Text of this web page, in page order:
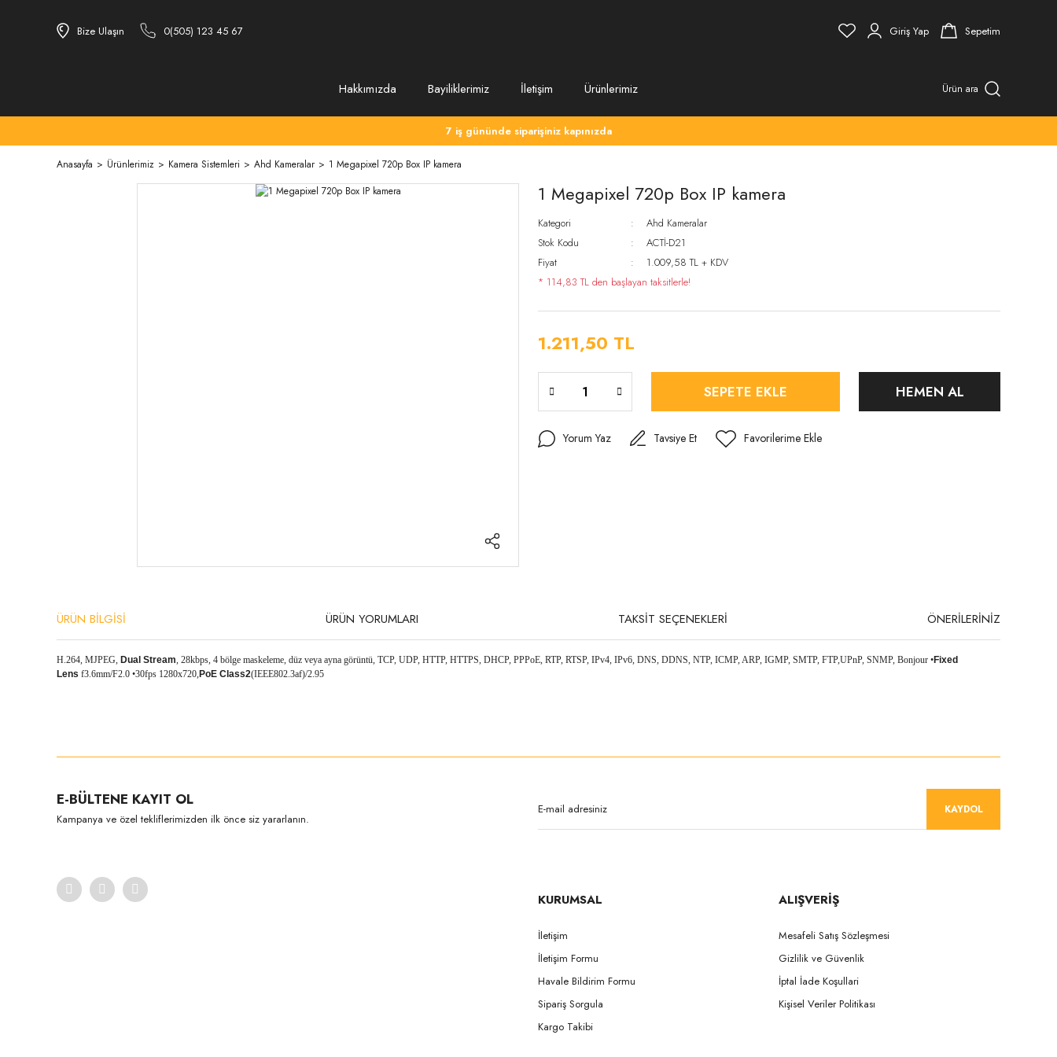
Bize Ulaşın 0(505) 123 45 67 Giriş Yap Sepetim
Hakkımızda Bayiliklerimiz İletişim Ürünlerimiz Ürün ara
7 iş gününde siparişiniz kapınızda
Anasayfa Ürünlerimiz Kamera Sistemleri Ahd Kameralar 1 Megapixel 720p Box IP kamera
1 Megapixel 720p Box IP kamera
Kategori
Ahd Kameralar
Stok Kodu
ACTİ-D21
Fiyat
1.009,58 TL + KDV
* 114,83 TL den başlayan taksitlerle!
1.211,50 TL
SEPETE EKLE HEMEN AL
Yorum Yaz Tavsiye Et
ÜRÜN BİLGİSİ ÜRÜN YORUMLARI TAKSİT SEÇENEKLERİ ÖNERİLERİNİZ
H.264, MJPEG, Dual Stream, 28kbps, 4 bölge maskeleme, düz veya ayna görüntü, TCP, UDP, HTTP, HTTPS, DHCP, PPPoE, RTP, RTSP, IPv4, IPv6, DNS, DDNS, NTP, ICMP, ARP, IGMP, SMTP, FTP,UPnP, SNMP, Bonjour •Fixed
Lens f3.6mm/F2.0 •30fps 1280x720,PoE Class2(IEEE802.3af)/2.95
Ürün açıklamasında eksik bilgiler bulunuyor.
Ürün bilgilerinde hatalar bulunuyor.
E-BÜLTENE KAYIT OL
Kampanya ve özel tekliflerimizden ilk önce siz yararlanın.
KAYDOL
KURUMSAL
İletişim
İletişim Formu
Havale Bildirim Formu
Sipariş Sorgula
Kargo Takibi
ALIŞVERİŞ
Mesafeli Satış Sözleşmesi
Gizlilik ve Güvenlik
İptal İade Koşullari
Kişisel Veriler Politikası